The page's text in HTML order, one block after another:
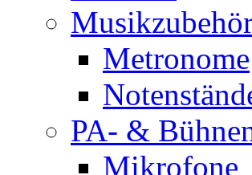
Metronome
PA- &
Mikrofone